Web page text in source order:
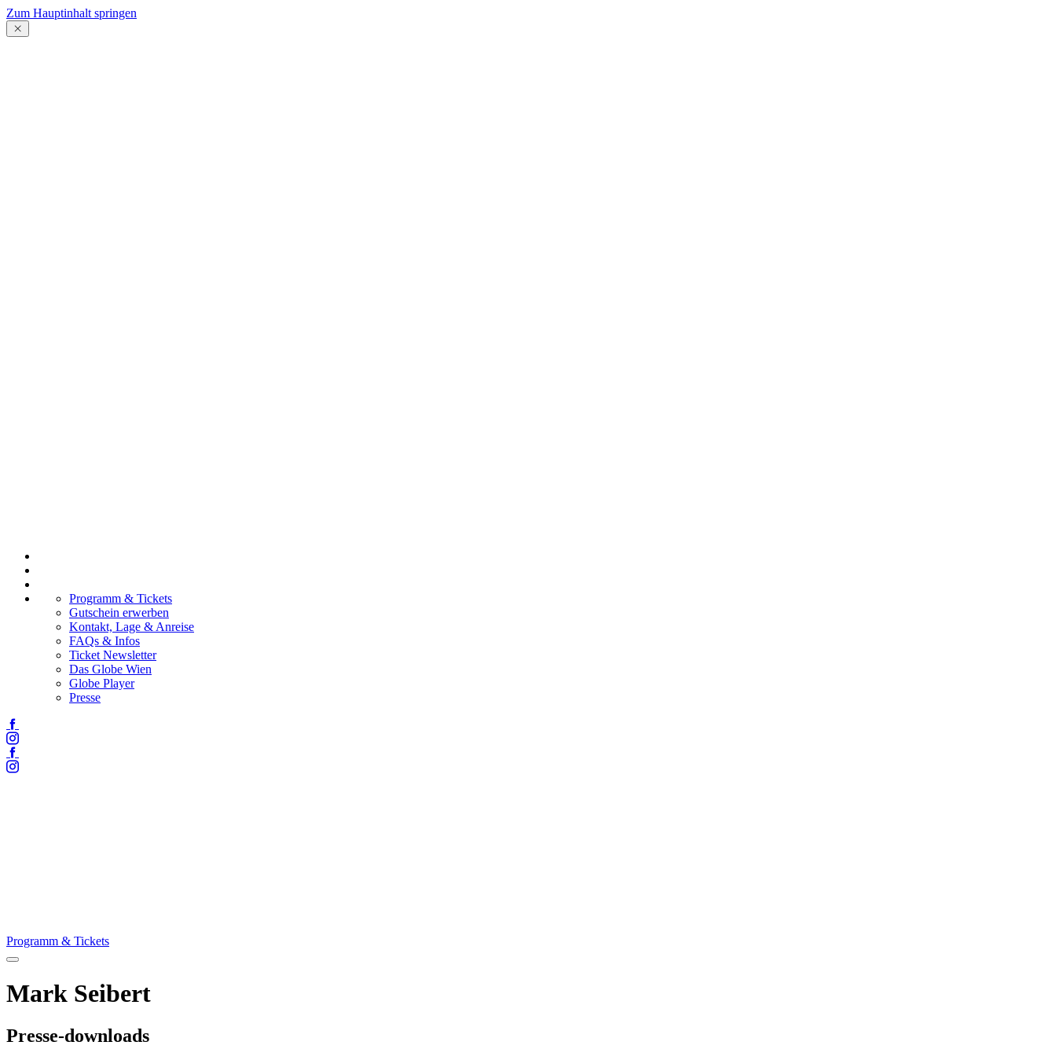
Zum Hauptinhalt springen
Menü
schließen
Programm & Tickets
Gutschein erwerben
Kontakt, Lage & Anreise
FAQs & Infos
Ticket Newsletter
Das Globe Wien
Globe Player
Presse
Facebook
Instagram
Facebook
Instagram
Programm & Tickets
Menü
Mark Seibert
Presse-downloads